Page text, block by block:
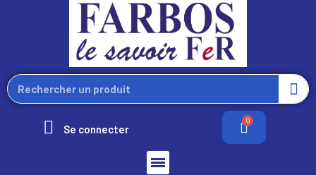
Se connecter